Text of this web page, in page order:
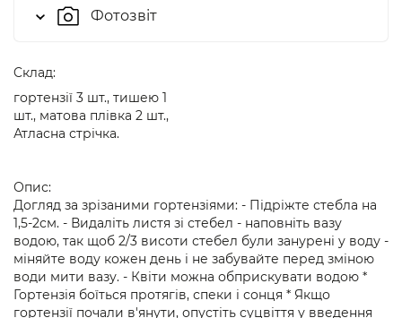
Фотозвіт
Cклад:
гортензії 3 шт., тишею 1
шт., матова плівка 2 шт.,
Атласна стрічка.
Опис:
Догляд за зрізаними гортензіями: - Підріжте стебла на
1,5-2см. - Видаліть листя зі стебел - наповніть вазу
водою, так щоб 2/3 висоти стебел були занурені у воду -
міняйте воду кожен день і не забувайте перед зміною
води мити вазу. - Квіти можна обприскувати водою *
Гортензія боїться протягів, спеки і сонця * Якщо
гортензії почали в'янути, опустіть суцвіття у введення